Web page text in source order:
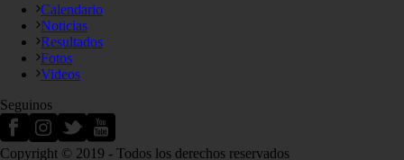
Calendario
Noticias
Resultados
Fotos
Videos
Seguinos
Copyright © 2019 - Todos los derechos reservados